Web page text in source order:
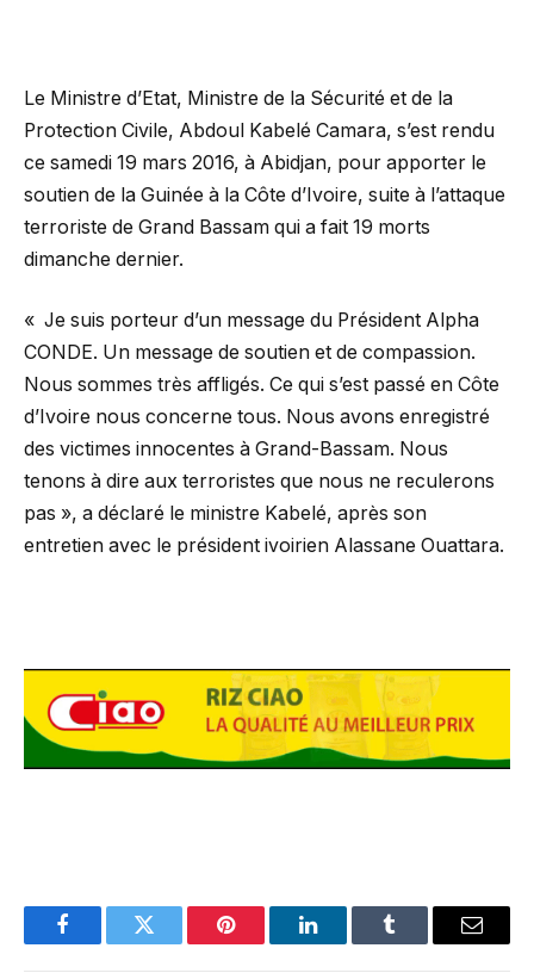
Le Ministre d’Etat, Ministre de la Sécurité et de la
Protection Civile, Abdoul Kabelé Camara, s’est rendu
ce samedi 19 mars 2016, à Abidjan, pour apporter le
soutien de la Guinée à la Côte d’Ivoire, suite à l’attaque
terroriste de Grand Bassam qui a fait 19 morts
dimanche dernier.
« Je suis porteur d’un message du Président Alpha
CONDE. Un message de soutien et de compassion.
Nous sommes très affligés. Ce qui s’est passé en Côte
d’Ivoire nous concerne tous. Nous avons enregistré
des victimes innocentes à Grand-Bassam. Nous
tenons à dire aux terroristes que nous ne reculerons
pas », a déclaré le ministre Kabelé, après son
entretien avec le président ivoirien Alassane Ouattara.
FacebookTwitter Pinterest LinkedInTumblr Email